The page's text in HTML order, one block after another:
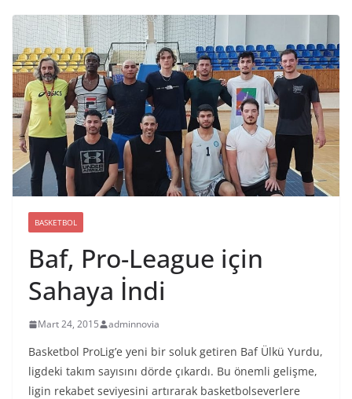
BASKETBOL
Baf, Pro-League için
Sahaya İndi
Mart 24, 2015 adminnovia
Basketbol ProLig’e yeni bir soluk getiren Baf Ülkü Yurdu,
ligdeki takım sayısını dörde çıkardı. Bu önemli gelişme,
ligin rekabet seviyesini artırarak basketbolseverlere